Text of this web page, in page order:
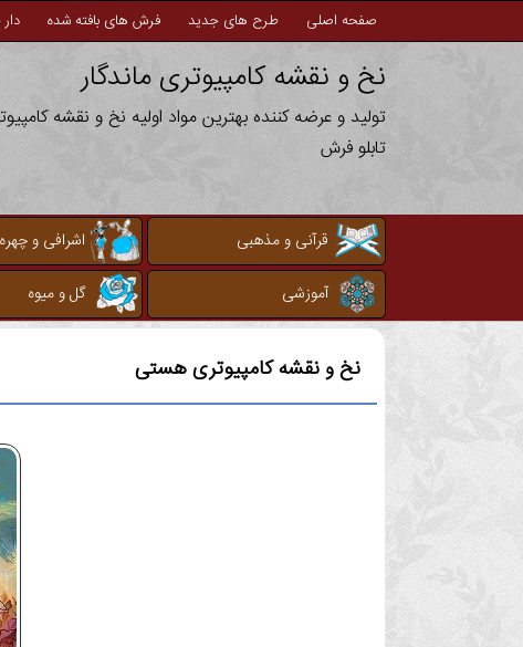
صفحه اصلی طرح های جدید فرش های بافته شده
نخ و نقشه کامپیوتری ماندگار
تولید و عرضه کننده بهترین مواد اولیه نخ و نقشه
تابلو فرش
قرآنی و مذهبی اشرافی و چهره
آموزشی
گل و میوه
نخ و نقشه کامپیوتریهستی